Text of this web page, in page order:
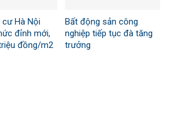
cư Hà Nội
đỉnh mới,
đồng/m2
Bất động sản công
nghiệp tiếp tục đà tăng
trưởng